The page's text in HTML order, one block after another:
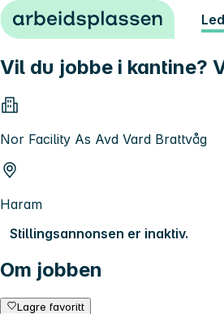
Hopp til innhold
Vil du jobbe i kantine?
Nor Facility As Avd Vard Brattvåg
Haram
Stillingsannonsen er inaktiv.
Om jobben
Lagre favoritt